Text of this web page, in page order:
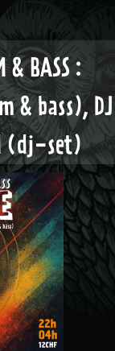
& BASS :
& bass), DJ
(dj-set)